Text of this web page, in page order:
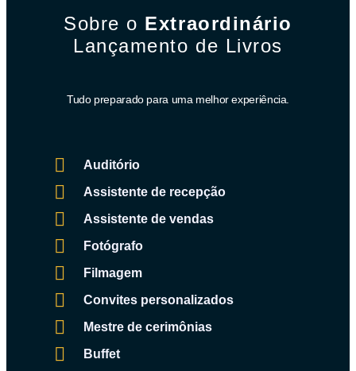
Sobre o Extraordinário
Lançamento de Livros
Tudo preparado para uma melhor experiência.
Auditório
Assistente de recepção
Assistente de vendas
Fotógrafo
Filmagem
Convites personalizados
Mestre de cerimônias
Buffet